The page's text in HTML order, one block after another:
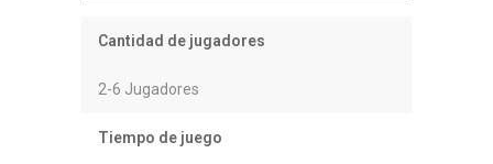
Cantidad de jugadores
2-6 Jugadores
Tiempo de juego